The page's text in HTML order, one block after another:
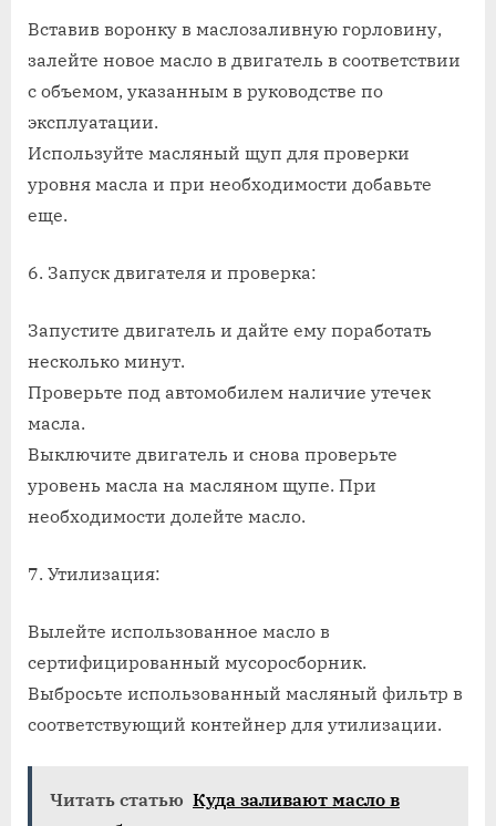
Вставив воронку в маслозаливную горловину,
залейте новое масло в двигатель в соответствии
с объемом, указанным в руководстве по
эксплуатации.
Используйте масляный щуп для проверки
уровня масла и при необходимости добавьте
еще.
6. Запуск двигателя и проверка:
Запустите двигатель и дайте ему поработать
несколько минут.
Проверьте под автомобилем наличие утечек
масла.
Выключите двигатель и снова проверьте
уровень масла на масляном щупе. При
необходимости долейте масло.
7. Утилизация:
Вылейте использованное масло в
сертифицированный мусоросборник.
Выбросьте использованный масляный фильтр в
соответствующий контейнер для утилизации.
Читать статью Куда заливают масло в